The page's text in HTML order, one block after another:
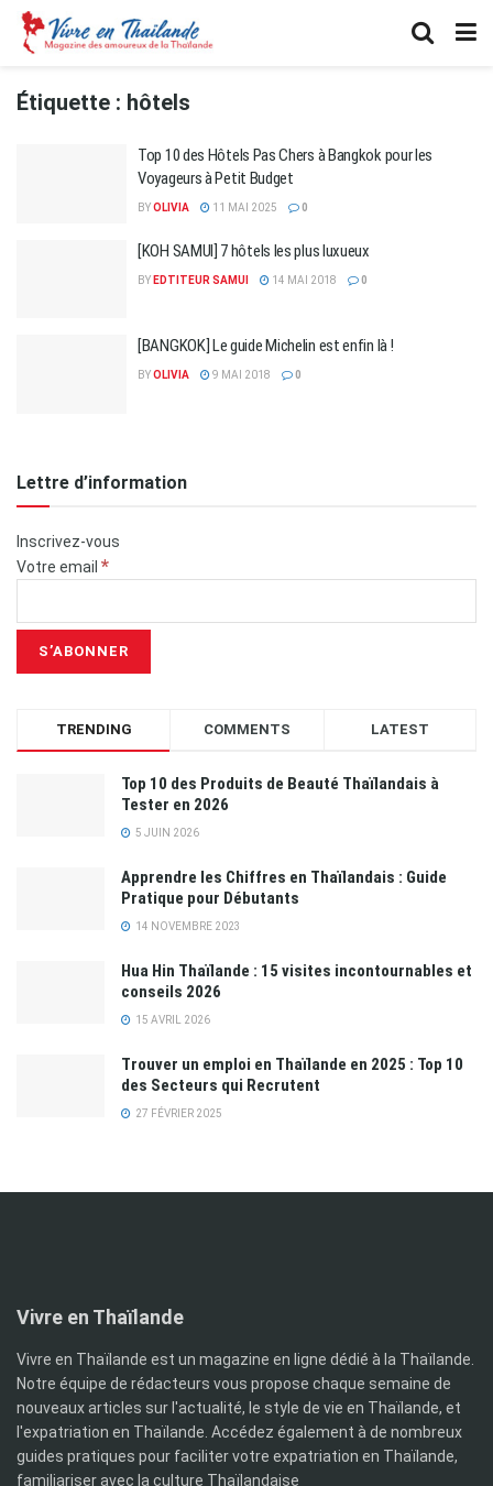
Étiquette : hôtels
Top 10 des Hôtels Pas Chers à Bangkok pour les
Voyageurs à Petit Budget
BYOLIVIA 11 MAI 2025 0
[KOH SAMUI] 7 hôtels les plus luxueux
BY EDTITEUR SAMUI 14 MAI 2018 0
[BANGKOK] Le guide Michelin est enfin là !
BYOLIVIA 9 MAI 2018 0
Lettre d’information
Inscrivez-vous
Votre email *
TRENDING COMMENTS LATEST
Top 10 des Produits de Beauté Thaïlandais à
Tester en 2026
5 JUIN 2026
Apprendre les Chiffres en Thaïlandais : Guide
Pratique pour Débutants
14 NOVEMBRE 2023
Hua Hin Thaïlande : 15 visites incontournables et
conseils 2026
15 AVRIL 2026
Trouver un emploi en Thaïlande en 2025 : Top 10
des Secteurs qui Recrutent
27 FÉVRIER 2025
Vivre en Thaïlande
Vivre en Thaïlande est un magazine en ligne dédié à la Thaïlande.
Notre équipe de rédacteurs vous propose chaque semaine de
nouveaux articles sur l'actualité, le style de vie en Thaïlande, et
l'expatriation en Thaïlande. Accédez également à de nombreux
guides pratiques pour faciliter votre expatriation en Thaïlande,
familiariser avec la culture Thaïlandaise